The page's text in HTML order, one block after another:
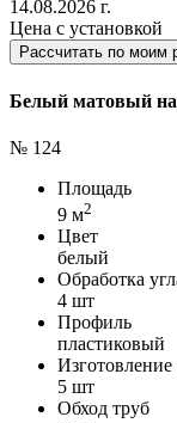
14.08.2026 г.
Цена с установкой
Рассчитать по моим
Белый матовый
№ 124
Площадь
9 м2
Цвет
белый
Обработка
4 шт
Профиль
пластиковый
Изготовление
5 шт
Обход труб